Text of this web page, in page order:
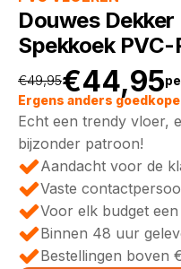
Douwes
Spekkoek PVC-
€49,95
prijs
was:
€49,95.
€44,95
Huidige
prijs
is:
€44,95.
Ergens anders
Echt een trendy vloer,
bijzonder patroon!
Aandacht voor de
Vaste
Voor elk budget
Binnen 48 uur
Bestellingen boven